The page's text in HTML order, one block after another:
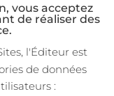
Chambers
vous acceptez
de réaliser des
l'Éditeur est
de données
: